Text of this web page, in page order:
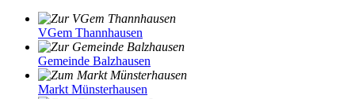
VGem Thannhausen
Gemeinde Balzhausen
Markt Münsterhausen